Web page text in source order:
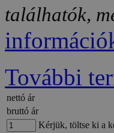
találhatók,
További
nettó ár
bruttó ár
Kérjük, töltse ki a